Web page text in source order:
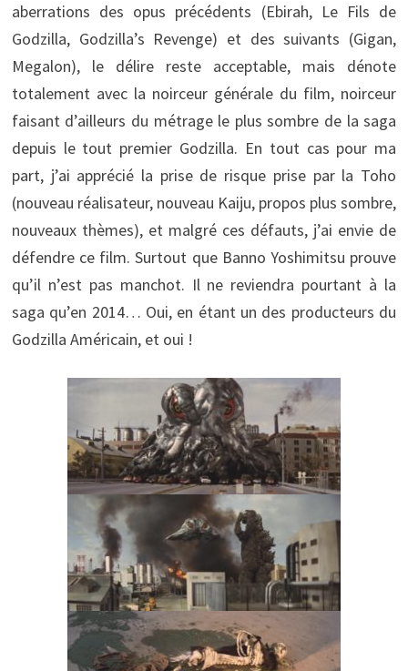
aberrations des opus précédents (Ebirah, Le Fils de
Godzilla, Godzilla’s Revenge) et des suivants (Gigan,
Megalon), le délire reste acceptable, mais dénote
totalement avec la noirceur générale du film, noirceur
faisant d’ailleurs du métrage le plus sombre de la saga
depuis le tout premier Godzilla. En tout cas pour ma
part, j’ai apprécié la prise de risque prise par la Toho
(nouveau réalisateur, nouveau Kaiju, propos plus sombre,
nouveaux thèmes), et malgré ces défauts, j’ai envie de
défendre ce film. Surtout que Banno Yoshimitsu prouve
qu’il n’est pas manchot. Il ne reviendra pourtant à la
saga qu’en 2014… Oui, en étant un des producteurs du
Godzilla Américain, et oui !